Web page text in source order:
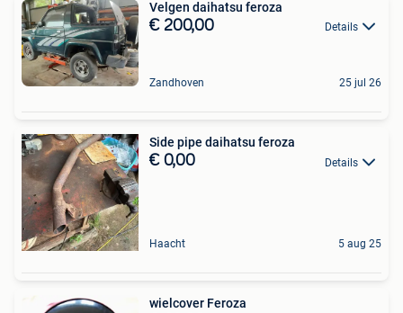
Velgen daihatsu feroza
€ 200,00 Details
Zandhoven 25 jul 26
Side pipe daihatsu feroza
€ 0,00 Details
Haacht 5 aug 25
wielcover Feroza